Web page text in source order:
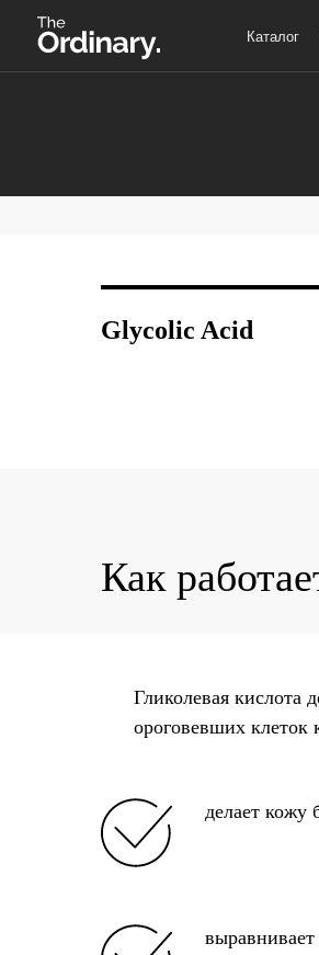
Glycolic Acid
Как
Гликолевая кислота
ороговевших клеток
делает кожу
Каталог